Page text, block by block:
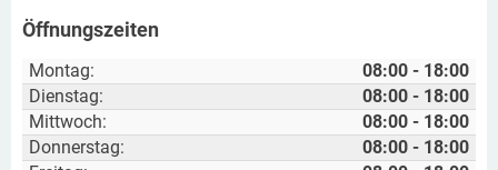
Öffnungszeiten
Montag:
08:00 - 18:00
Dienstag:
08:00 - 18:00
Mittwoch:
08:00 - 18:00
Donnerstag:
08:00 - 18:00